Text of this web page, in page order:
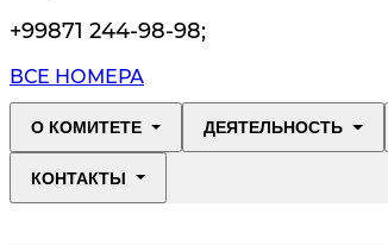
+99871 244-98-98;
ВСЕ НОМЕРА
О КОМИТЕТЕ ДЕЯТЕЛЬНОСТЬ
КОНТАКТЫ